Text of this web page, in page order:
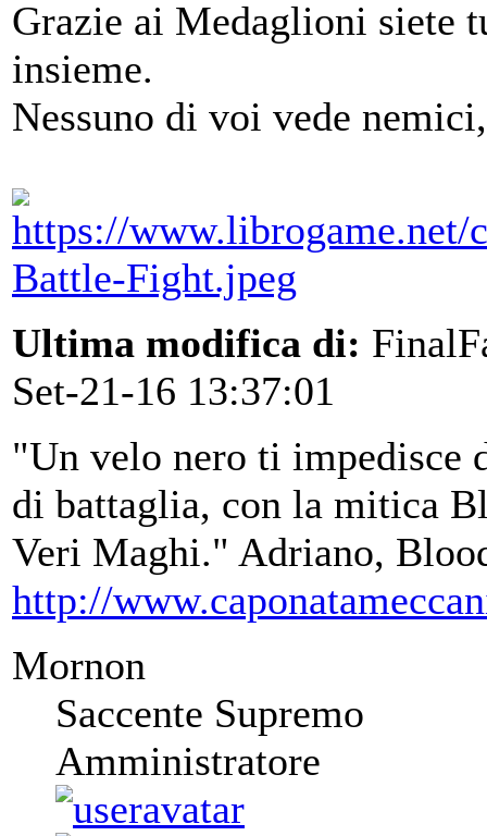
Grazie ai Medaglioni siete
insieme.
Nessuno di voi vede
Ultima modifica di:
Set-21-16 13:37:01
"Un velo nero ti impedisce
di battaglia, con la mitica
Veri Maghi." Adriano,
http://
Mornon
Saccente Supremo
Amministratore